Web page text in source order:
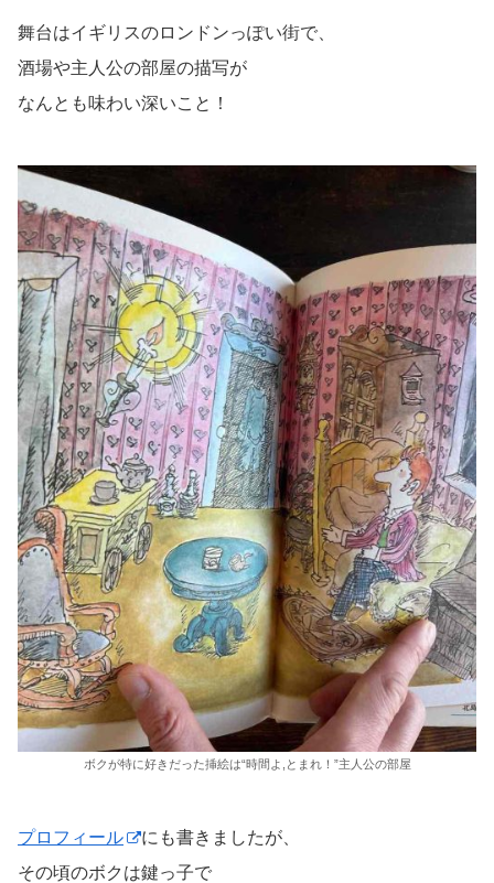
舞台はイギリスのロンドンっぽい街で、
酒場や主人公の部屋の描写が
なんとも味わい深いこと！
ボクが特に好きだった挿絵は“時間よ,とまれ！”主人公の部屋
プロフィール
にも書きましたが、
その頃のボクは鍵っ子で